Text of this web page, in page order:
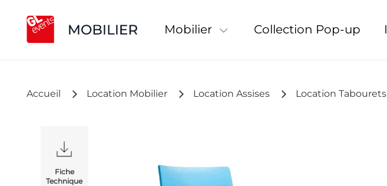
Mobilier Collection Pop-up
Accueil Location Mobilier Location Assises Location Tabourets
Fiche
Technique